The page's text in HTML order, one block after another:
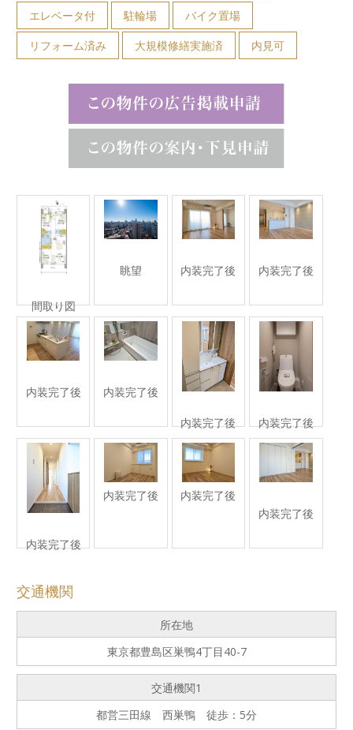
エレベータ付
駐輪場
バイク置場
リフォーム済み
大規模修繕実施済 内見可
間取り図
眺望 内装完了後 内装完了後
内装完了後 内装完了後
内装完了後 内装完了後
内装完了後
内装完了後
内装完了後
内装完了後
交通機関
所在地
東京都豊島区巣鴨4丁目40-7
交通機関1
都営三田線 西巣鴨 徒歩：5分